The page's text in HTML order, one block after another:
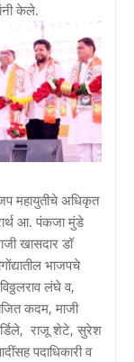
केले.
महायुतीचे अधिकृत
आ. पंकजा मुंडे
खासदार डॉ
भाजपचे
लंघे व,
कदम, माजी
राजू शेटे, सुरेश
पदाधिकारी व